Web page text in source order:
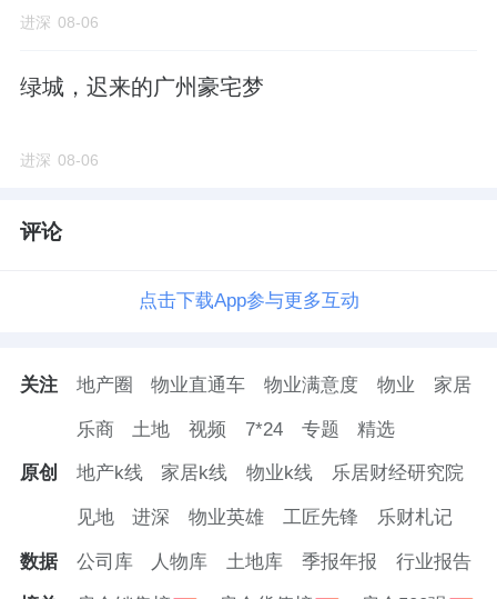
年。是一家集钢铁冶炼轧制、天然气综合开发
体的综合性集团公司。
总资产330多亿元，创始人及实际控制人为姚
以说偏居一隅。
河市开发项目，缺少一二线城市开发经验。
不过，该企业近几年也有意往一二线核心城市
扩张。
价，拿下北京昌平区一涉宅用地，实现在北京
进深 08-06
绿城，迟来的广州豪宅梦
进深 08-06
评论
点击下载App参与更多互动
关注 地产圈 物业直通车 物业满意度 物业 家居
乐商 土地 视频 7*24 专题 精选
原创 地产k线 家居k线 物业k线 乐居财经研究院
见地 进深 物业英雄 工匠先锋 乐财札记
数据 公司库 人物库 土地库 季报年报 行业报告